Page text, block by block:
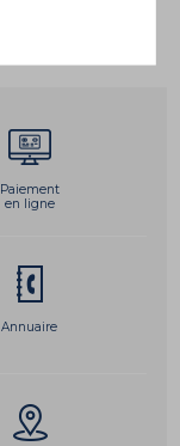
Paiement
en ligne
Annuaire